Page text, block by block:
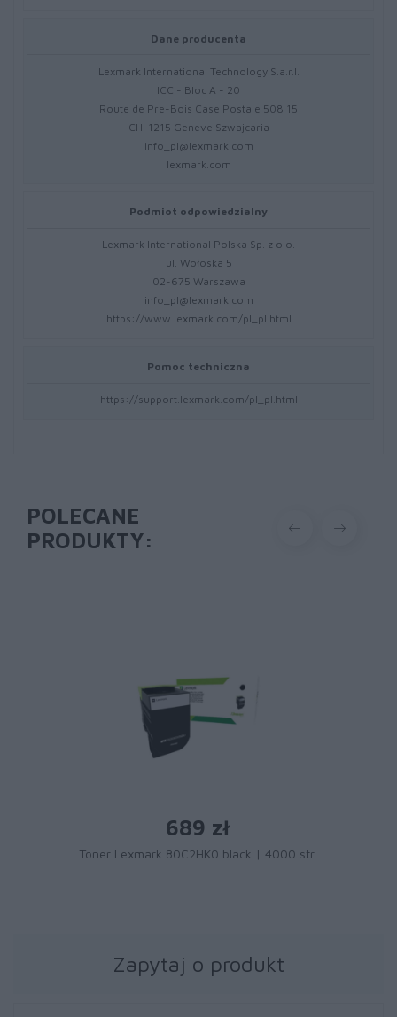
Dane producenta
Lexmark International Technology S.a.r.l.
ICC - Bloc A - 20
Route de Pre-Bois Case Postale 508 15
CH-1215 Geneve Szwajcaria
info_pl@lexmark.com
lexmark.com
Podmiot odpowiedzialny
Lexmark International Polska Sp. z o.o.
ul. Wołoska 5
02-675 Warszawa
info_pl@lexmark.com
https://www.lexmark.com/pl_pl.html
Pomoc techniczna
https://support.lexmark.com/pl_pl.html
POLECANE
PRODUKTY:
689 zł
Toner Lexmark 80C2HK0 black | 4000 str.
Zapytaj o produkt